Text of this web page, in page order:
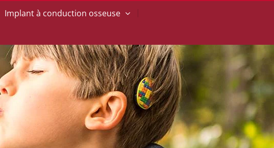
Implant à conduction osseuse
|